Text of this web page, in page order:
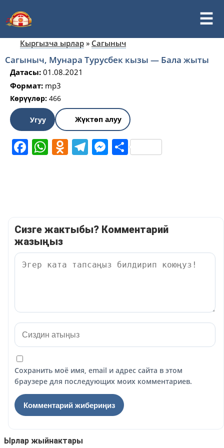
Кыргызча ырлар » Сагыныч
Сагыныч, Мунара Турусбек кызы — Бала жыты
Датасы: 01.08.2021
Формат: mp3
Көрүүлөр: 466
Угуу Жүктөп алуу
Facebook
WhatsApp
Odnoklassniki
Telegram
Messenger
Share
Сизге жактыбы? Комментарий
жазыңыз
Сохранить моё имя, email и адрес сайта в этом
браузере для последующих моих комментариев.
Ырлар жыйнактары